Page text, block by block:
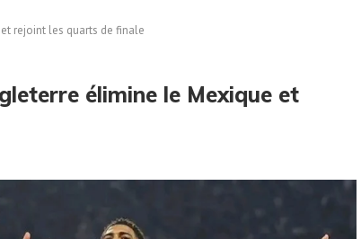
rejoint les quarts de finale
élimine le Mexique et